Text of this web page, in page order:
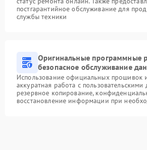
постгарантийное обслуживание для
службы техники
Оригинальные программные
безопасное обслуживание
Использование официальных прошивок
аккуратная работа с
резервное копирование,
восстановление информации при